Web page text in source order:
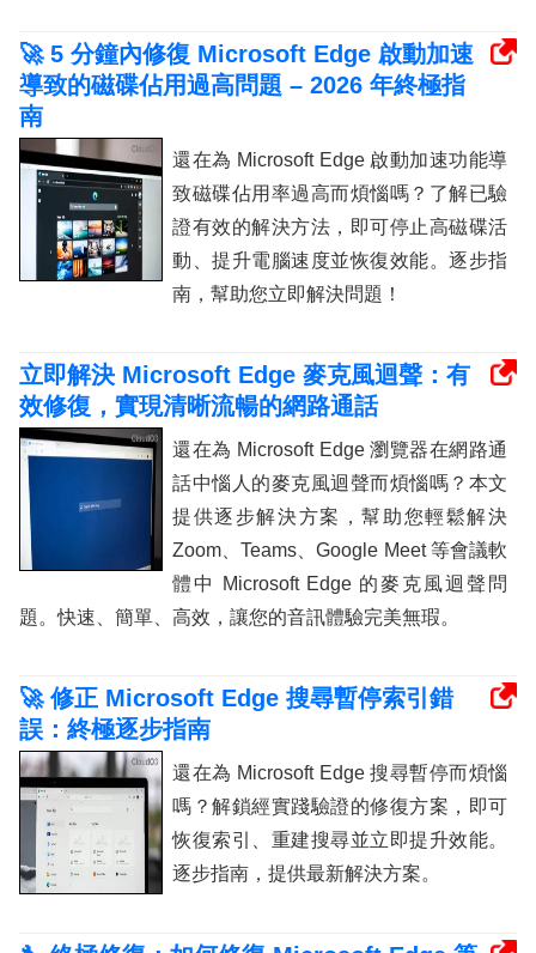
🚀 5 分鐘內修復 Microsoft Edge 啟動加速
導致的磁碟佔用過高問題 – 2026 年終極指
南
還在為 Microsoft Edge 啟動加速功能導
致磁碟佔用率過高而煩惱嗎？了解已驗
證有效的解決方法，即可停止高磁碟活
動、提升電腦速度並恢復效能。逐步指
南，幫助您立即解決問題！
立即解決 Microsoft Edge 麥克風迴聲：有
效修復，實現清晰流暢的網路通話
還在為 Microsoft Edge 瀏覽器在網路通
話中惱人的麥克風迴聲而煩惱嗎？本文
提供逐步解決方案，幫助您輕鬆解決
Zoom、Teams、Google Meet 等會議軟
體中 Microsoft Edge 的麥克風迴聲問
題。快速、簡單、高效，讓您的音訊體驗完美無瑕。
🚀 修正 Microsoft Edge 搜尋暫停索引錯
誤：終極逐步指南
還在為 Microsoft Edge 搜尋暫停而煩惱
嗎？解鎖經實踐驗證的修復方案，即可
恢復索引、重建搜尋並立即提升效能。
逐步指南，提供最新解決方案。